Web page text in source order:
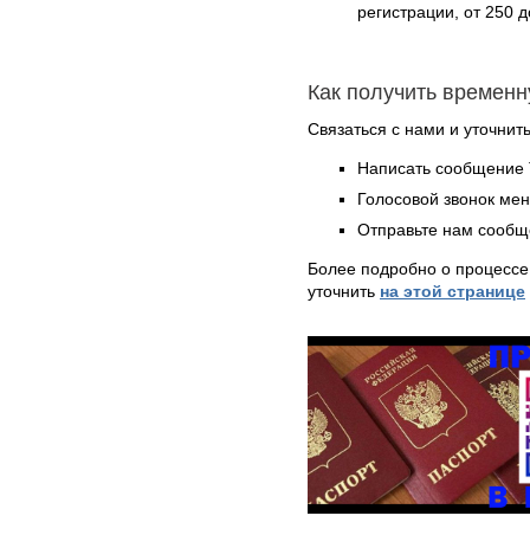
регистрации, от 250
Как получить
Связаться с нами и
Написать
Голосовой звонок
Отправьте нам
Более подробно о
уточнить на этой странице